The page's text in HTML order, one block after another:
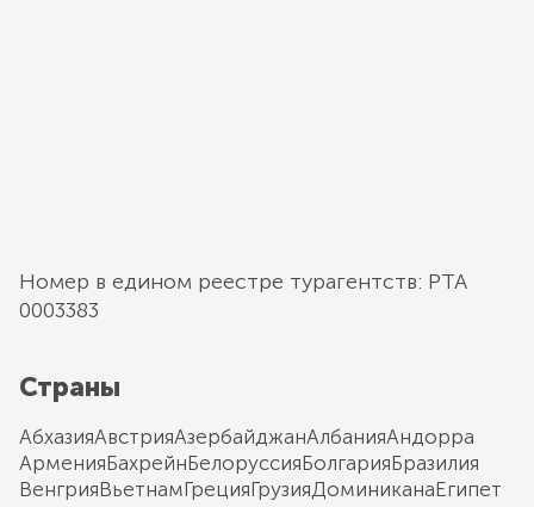
Номер в едином реестре турагентств: РТА
0003383
Страны
АбхазияАвстрияАзербайджанАлбанияАндорра
АрменияБахрейнБелоруссияБолгарияБразилия
ВенгрияВьетнамГрецияГрузияДоминиканаЕгипет